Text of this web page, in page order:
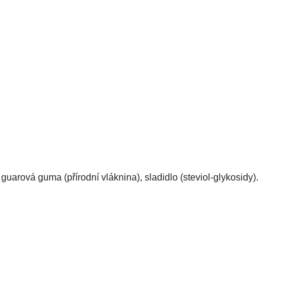
guma (přírodní vláknina), sladidlo (steviol-glykosidy).